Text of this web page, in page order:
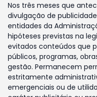
Nos três meses que
divulgação de
entidades da
hipóteses previstas na
evitados conteúdos que
públicos, programas,
gestão. Permanecem
estritamente
emergenciais ou de